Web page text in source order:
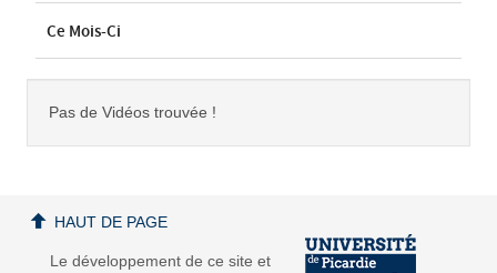
Ce Mois-Ci
Pas de Vidéos trouvée !
Le développement de ce site et
HAUT DE PAGE